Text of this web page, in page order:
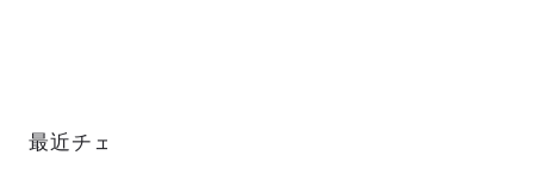
最近チェックした商品